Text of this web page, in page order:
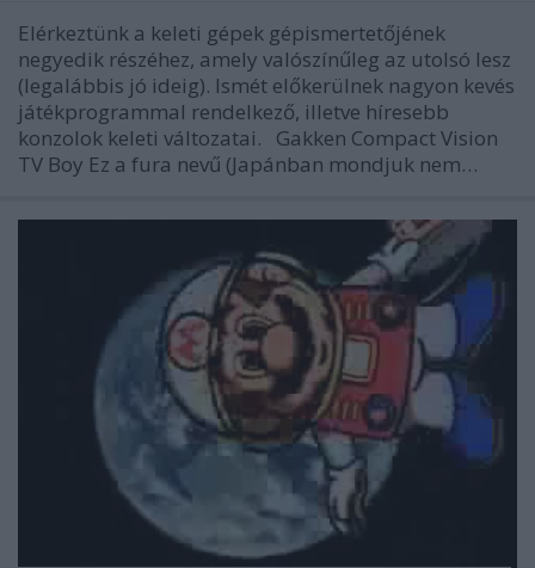
Elérkeztünk a keleti gépek gépismertetőjének
negyedik részéhez, amely valószínűleg az utolsó lesz
(legalábbis jó ideig). Ismét előkerülnek nagyon kevés
játékprogrammal rendelkező, illetve híresebb
konzolok keleti változatai. Gakken Compact Vision
TV Boy Ez a fura nevű (Japánban mondjuk nem…